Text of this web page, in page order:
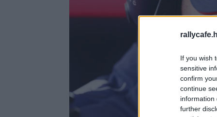
If you wish
sensitive
confirm
continue
information
further